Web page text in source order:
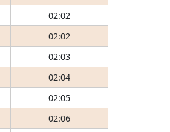
02:02
02:02
02:03
02:04
02:05
02:06